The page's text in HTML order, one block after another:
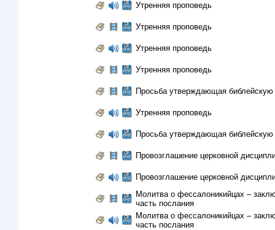
Утренняя проповедь
Утренняя проповедь
Утренняя проповедь
Утренняя проповедь
Просьба утверждающая библейскую
Утренняя проповедь
Просьба утверждающая библейскую
Провозглашение церковной
Провозглашение церковной
Молитва о фессалоникийцах –
часть послания
Молитва о фессалоникийцах –
часть послания